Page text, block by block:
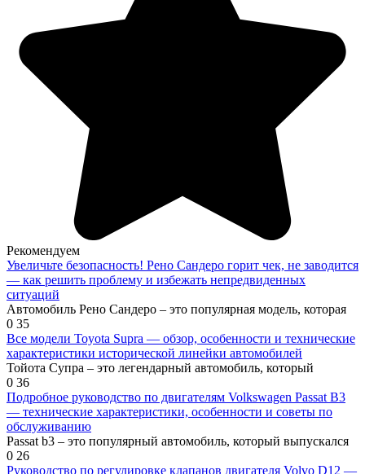
Рекомендуем
Увеличьте безопасность! Рено Сандеро горит чек, не заводится
— как решить проблему и избежать непредвиденных
ситуаций
Автомобиль Рено Сандеро – это популярная модель, которая
0 35
Все модели Toyota Supra — обзор, особенности и технические
характеристики исторической линейки автомобилей
Тойота Супра – это легендарный автомобиль, который
0 36
Подробное руководство по двигателям Volkswagen Passat B3
— технические характеристики, особенности и советы по
обслуживанию
Passat b3 – это популярный автомобиль, который выпускался
0 26
Руководство по регулировке клапанов двигателя Volvo D12 —